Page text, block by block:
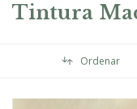
Tintura
Ordenar